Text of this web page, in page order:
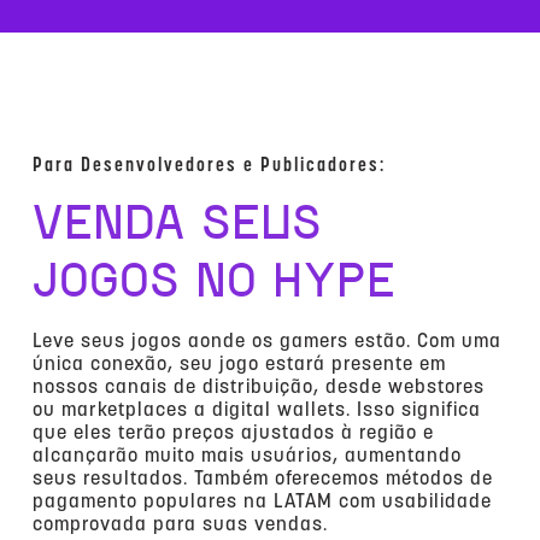
Para Desenvolvedores e Publicadores:
VENDA SEUS
JOGOS NO HYPE
Leve seus jogos aonde os gamers estão. Com uma
única conexão, seu jogo estará presente em
nossos canais de distribuição, desde webstores
ou marketplaces a digital wallets. Isso significa
que eles terão preços ajustados à região e
alcançarão muito mais usuários, aumentando
seus resultados. Também oferecemos métodos de
pagamento populares na LATAM com usabilidade
comprovada para suas vendas.